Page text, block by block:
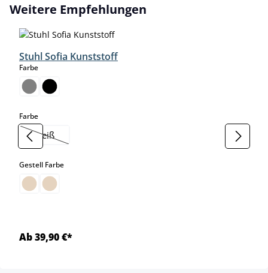
Produktgalerie überspringen
Weitere Empfehlungen
Stuhl Sofia Kunststoff
Farbeauswählen
Farbeauswählen
weiß
(Diese Option ist zurzeit nicht verfügbar.)
Gestell Farbeauswählen
Ab 39,90 €*